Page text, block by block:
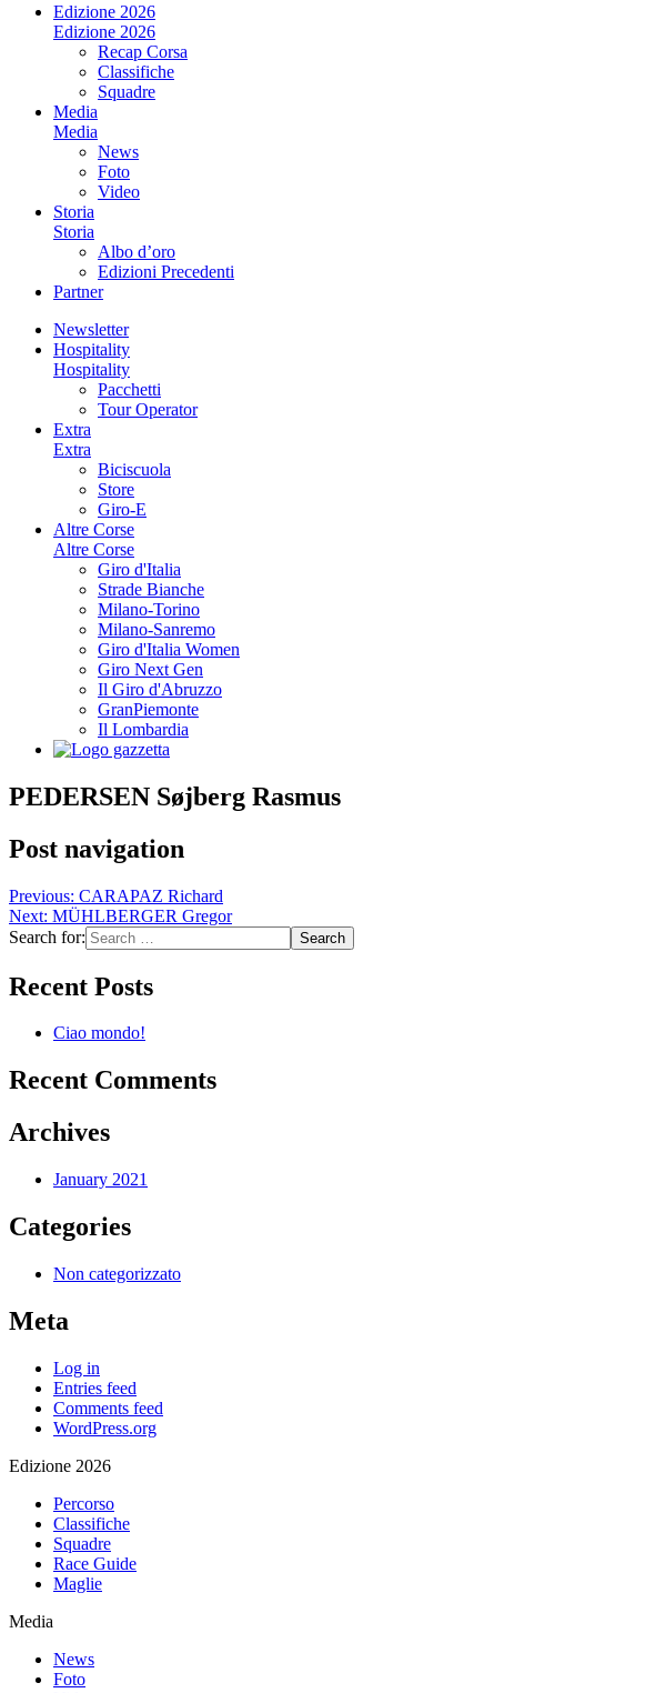
Edizione 2026
Edizione 2026
Recap Corsa
Classifiche
Squadre
Media
Media
News
Foto
Video
Storia
Storia
Albo d’oro
Edizioni Precedenti
Partner
Newsletter
Hospitality
Hospitality
Pacchetti
Tour Operator
Extra
Extra
Biciscuola
Store
Giro-E
Altre Corse
Altre Corse
Giro d'Italia
Strade Bianche
Milano-Torino
Milano-Sanremo
Giro d'Italia Women
Giro Next Gen
Il Giro d'Abruzzo
GranPiemonte
Il Lombardia
PEDERSEN Søjberg Rasmus
Post navigation
Previous: CARAPAZ Richard
Next: MÜHLBERGER Gregor
Search for:
Recent Posts
Ciao mondo!
Recent Comments
Archives
January 2021
Categories
Non categorizzato
Meta
Log in
Entries feed
Comments feed
WordPress.org
Edizione 2026
Percorso
Classifiche
Squadre
Race Guide
Maglie
Media
News
Foto